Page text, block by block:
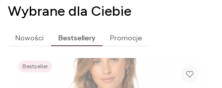
Wybrane dla Ciebie
Nowości Bestsellery Promocje
Bestseller